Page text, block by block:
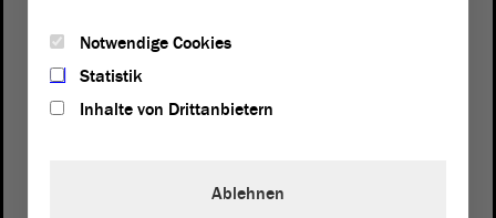
Notwendige Cookies
Statistik
Inhalte von Drittanbietern
Ablehnen